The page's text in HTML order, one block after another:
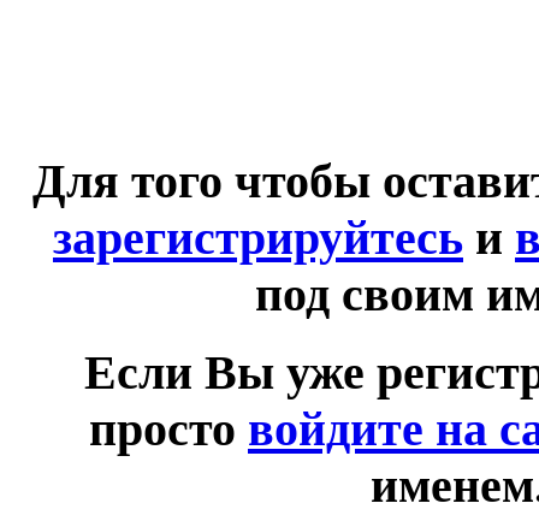
Для того чтобы
зарегистрируйтесь и
под своим
Если Вы уже
просто войдите на